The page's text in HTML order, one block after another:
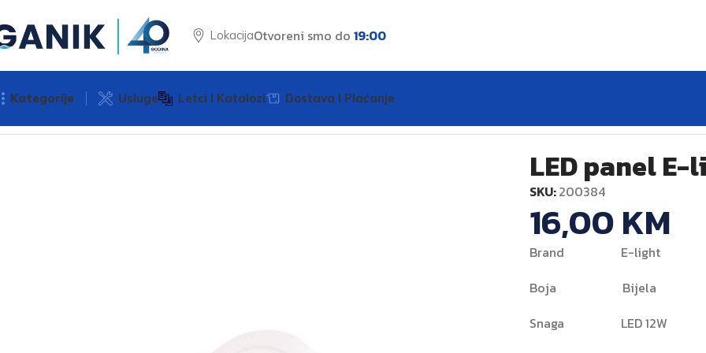
LokacijaOtvoreni smo do 19:00
Kategorije Usluge Letci I Katalozi Dostava I Plaćanje
LED panel
SKU:200384
16,00KM
Brand E-light
Boja Bijela
Snaga LED 12W